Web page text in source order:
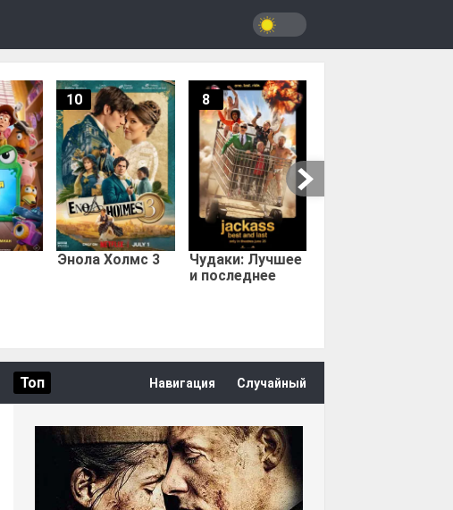
Энола Холмс 3
10
Чудаки: Лучшее
и последнее
8
Топ Навигация Случайный